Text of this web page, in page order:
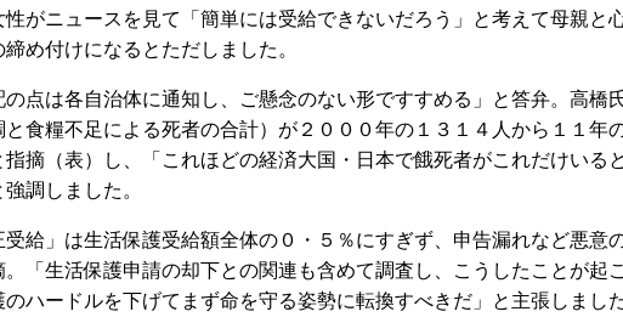
がニュースを見て「簡単には受給できないだろう」と考えて母親と
め付けになるとただしました。
点は各自治体に通知し、ご懸念のない形ですすめる」と答弁。高橋氏
食糧不足による死者の合計）が２０００年の１３１４人から１１年
摘（表）し、「これほどの経済大国・日本で餓死者がこれだけいる
調しました。
給」は生活保護受給額全体の０・５％にすぎず、申告漏れなど悪意
。「生活保護申請の却下との関連も含めて調査し、こうしたことが起
ハードルを下げてまず命を守る姿勢に転換すべきだ」と主張しました